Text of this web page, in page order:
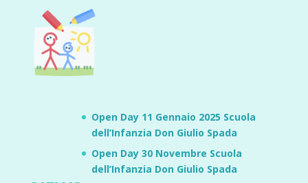
Open Day 11 Gennaio 2025 Scuola
dell’Infanzia Don Giulio Spada
Open Day 30 Novembre Scuola
dell’Infanzia Don Giulio Spada